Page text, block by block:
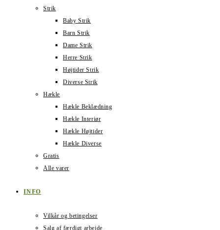
Strik
Baby Strik
Barn Strik
Dame Strik
Herre Strik
Højtider Strik
Diverse Strik
Hækle
Hækle Beklædning
Hækle Interiør
Hækle Højtider
Hækle Diverse
Gratis
Alle varer
INFO
Vilkår og betingelser
Salg af færdigt arbejde